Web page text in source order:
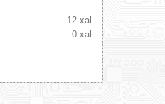
12 xal
0 xal